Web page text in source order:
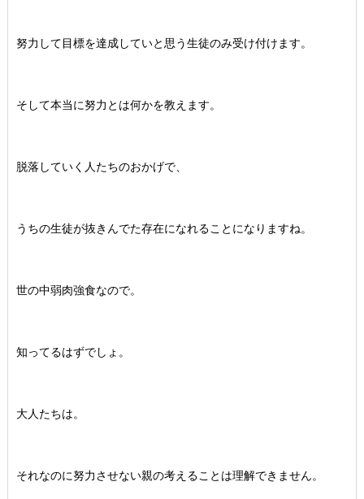
努力して目標を達成していと思う生徒のみ受け付けます。
そして本当に努力とは何かを教えます。
脱落していく人たちのおかげで、
うちの生徒が抜きんでた存在になれることになりますね。
世の中弱肉強食なので。
知ってるはずでしょ。
大人たちは。
それなのに努力させない親の考えることは理解できません。